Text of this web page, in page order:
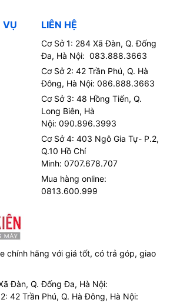
VỤ LIÊN HỆ
Cơ Sở 1: 284 Xã Đàn, Q. Đống
Đa, Hà Nội: 083.888.3663
Cơ Sở 2: 42 Trần Phú, Q. Hà
Đông, Hà Nội: 086.888.3663
Cơ Sở 3: 48 Hồng Tiến, Q.
Long Biên, Hà
Nội: 090.896.3993
Cơ Sở 4: 403 Ngô Gia Tự- P.2,
Q.10 Hồ Chí
Minh: 0707.678.707
Mua hàng online:
0813.600.999
chính hãng với giá tốt, có trả góp, giao
Đàn, Q. Đống Đa, Hà Nội:
42 Trần Phú, Q. Hà Đông, Hà Nội: